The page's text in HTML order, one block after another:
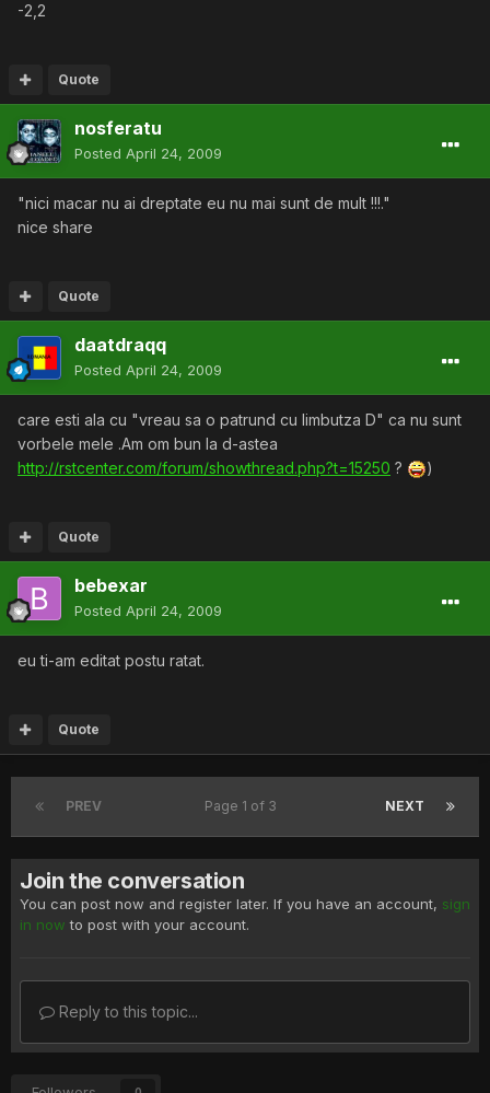
-2,2
Quote
nosferatu
Posted April 24, 2009
"nici macar nu ai dreptate eu nu mai sunt de mult !!!."
nice share
Quote
daatdraqq
Posted April 24, 2009
care esti ala cu "vreau sa o patrund cu limbutza D" ca nu sunt
vorbele mele .Am om bun la d-astea
http://rstcenter.com/forum/showthread.php?t=15250 ? )
Quote
bebexar
Posted April 24, 2009
eu ti-am editat postu ratat.
Quote
PREV NEXT
Page 1 of 3
Join the conversation
You can post now and register later. If you have an account, sign
in now to post with your account.
Reply to this topic...